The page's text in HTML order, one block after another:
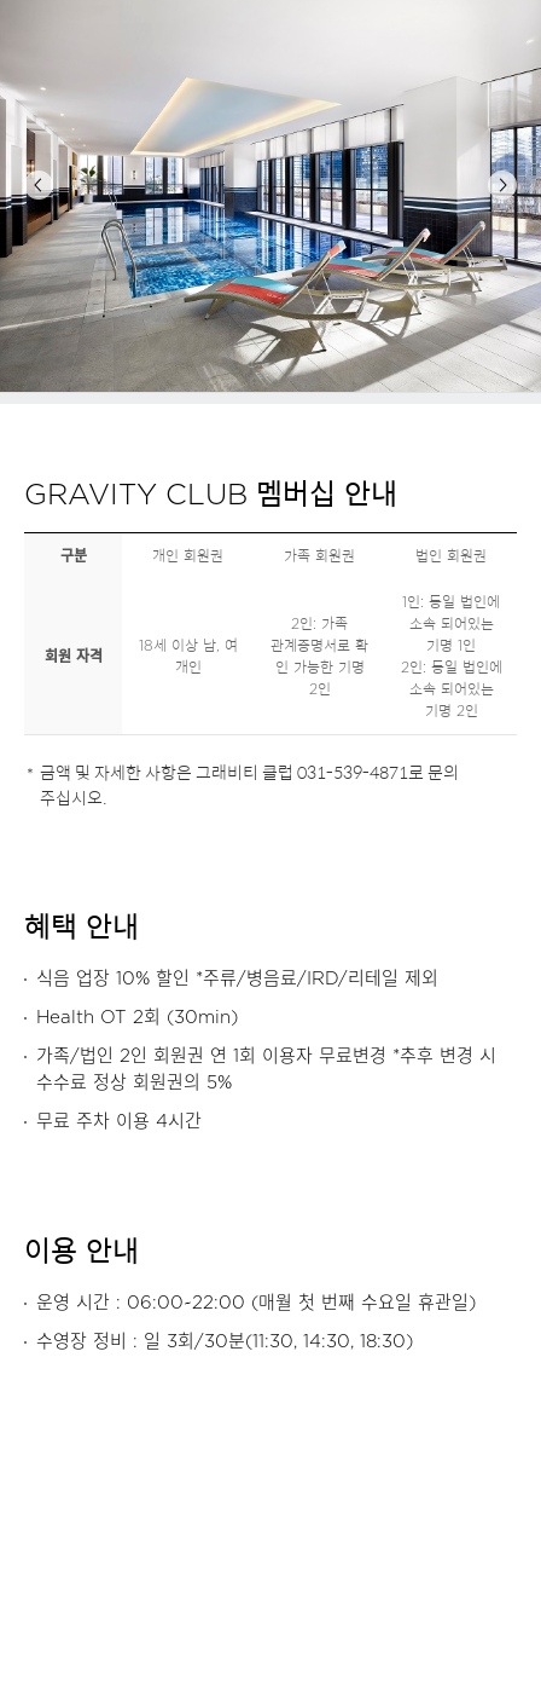
y
P
o
o
l
개
요
이
전
다
음
GRAVITY CLUB 멤버십 안내
구분 개인 회원권 가족 회원권 법인 회원권
회원 자격
18세 이상 남, 여
개인
2인: 가족
관계증명서로 확
인 가능한 기명
2인
1인: 동일 법인에
소속 되어있는
기명 1인
2인: 동일 법인에
소속 되어있는
기명 2인
금액 및 자세한 사항은 그래비티 클럽 031-539-4871로 문의
주십시오.
혜택 안내
식음 업장 10% 할인 *주류/병음료/IRD/리테일 제외
Health OT 2회 (30min)
가족/법인 2인 회원권 연 1회 이용자 무료변경 *추후 변경 시
수수료 정상 회원권의 5%
무료 주차 이용 4시간
이용 안내
운영 시간 : 06:00~22:00 (매월 첫 번째 수요일 휴관일)
수영장 정비 : 일 3회/30분(11:30, 14:30, 18:30)